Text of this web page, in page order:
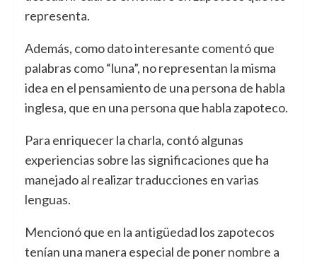
representa.
Además, como dato interesante comentó que
palabras como “luna”, no representan la misma
idea en el pensamiento de una persona de habla
inglesa, que en una persona que habla zapoteco.
Para enriquecer la charla, contó algunas
experiencias sobre las significaciones que ha
manejado al realizar traducciones en varias
lenguas.
Mencionó que en la antigüedad los zapotecos
tenían una manera especial de poner nombre a